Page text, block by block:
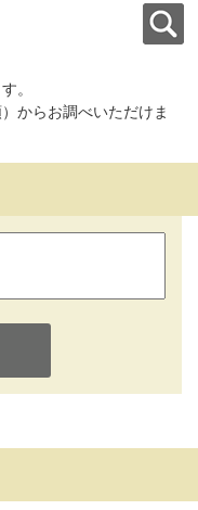
。
からお調べいただけま